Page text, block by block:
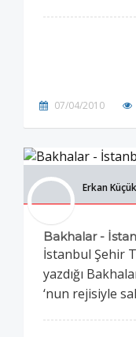
07/04/2010
Erkan Küçük
Bakhalar -
İstanbul Şehir
yazdığı
‘nun rejisiyle